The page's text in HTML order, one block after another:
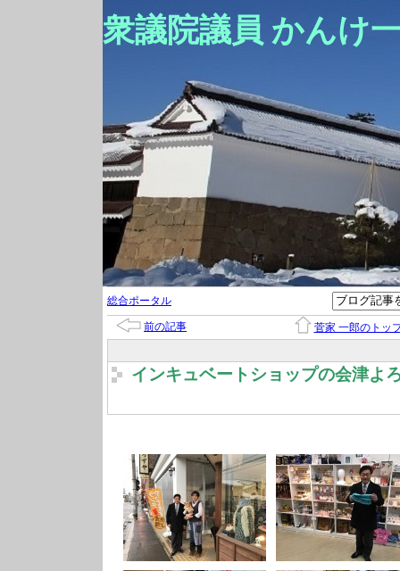
衆議院議員 かんけ
総合ポータル
前の記事 菅家 一郎のトッ
インキュベートショップの会津よ